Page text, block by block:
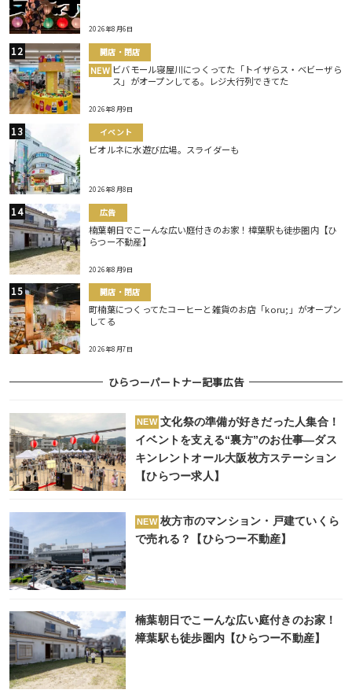
2026年8月6日
開店・閉店
NEW ビバモール寝屋川につくってた「トイザらス・ベビーザら
ス」がオープンしてる。レジ大行列できてた
2026年8月9日
イベント
ビオルネに水遊び広場。スライダーも
2026年8月8日
広告
楠葉朝日でこーんな広い庭付きのお家！樟葉駅も徒歩圏内【ひ
らつー不動産】
2026年8月9日
開店・閉店
町楠葉につくってたコーヒーと雑貨のお店「koru;」がオープン
してる
2026年8月7日
ひらつーパートナー記事広告
NEW 文化祭の準備が好きだった人集合！
イベントを支える“裏方”のお仕事―ダス
キンレントオール大阪枚方ステーション
【ひらつー求人】
NEW 枚方市のマンション・戸建ていくら
で売れる？【ひらつー不動産】
楠葉朝日でこーんな広い庭付きのお家！
樟葉駅も徒歩圏内【ひらつー不動産】